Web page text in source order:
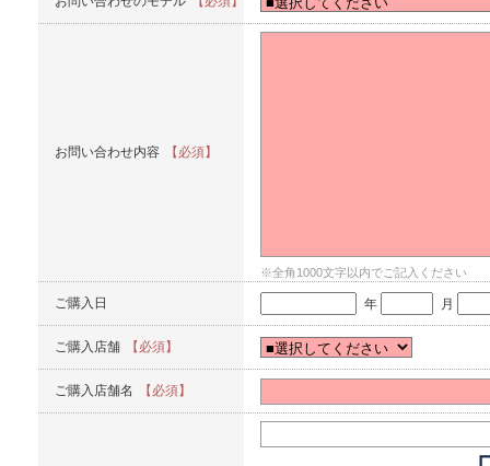
お問い合わせ内容 【必須】
※全角1000文字以内でご記入ください
ご購入日 年 月
ご購入店舗 【必須】
ご購入店舗名 【必須】